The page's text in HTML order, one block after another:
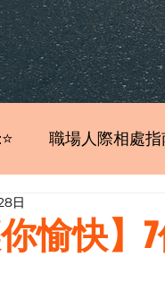
職場人際相處
你愉快
日